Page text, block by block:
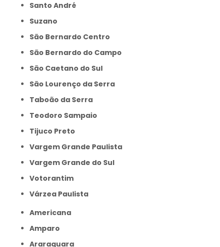
Santo André
Suzano
São Bernardo Centro
São Bernardo do Campo
São Caetano do Sul
São Lourenço da Serra
Taboão da Serra
Teodoro Sampaio
Tijuco Preto
Vargem Grande Paulista
Vargem Grande do Sul
Votorantim
Várzea Paulista
Americana
Amparo
Araraquara